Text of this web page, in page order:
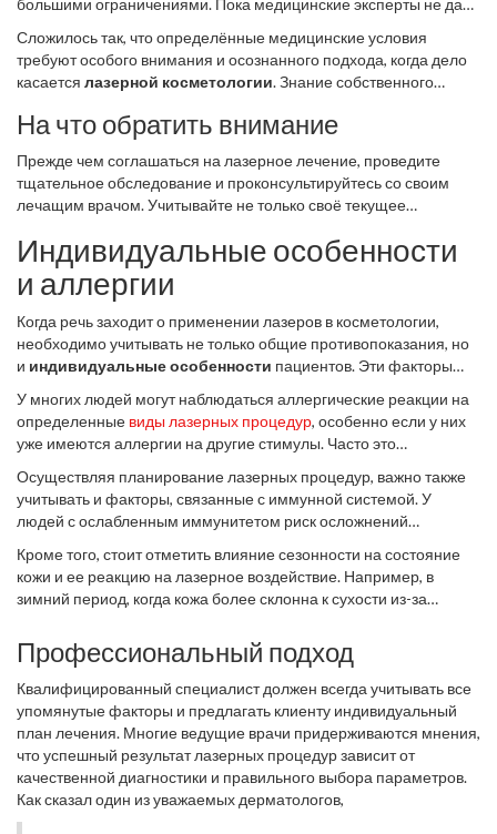
убедиться, что их исключение возможно и безопасно в
конкретном случае.
большими ограничениями. Пока медицинские эксперты не дали
процедур считается наиболее безопасным вариантом для
матери и ребёнка. Любые процедуры, предполагающие
проникновение в кожный покров, могут потенциально повлиять
на гормональный баланс, что нежелательно в такой
чувствительный период жизни женщины.
Сложилось так, что определённые медицинские условия
требуют особого внимания и осознанного подхода, когда дело
касается лазерной косметологии. Знание собственного
не только уберечь от нежелательных последствий, но и сделать
На что обратить внимание
Прежде чем соглашаться на лазерное лечение, проведите
тщательное обследование и проконсультируйтесь со своим
лечащим врачом. Учитывайте не только своё текущее
принимаете. Это может иметь решающее значение, если вы
хотите защитить своё здоровье и получить наилучшие
результаты.
Индивидуальные особенности
и аллергии
Когда речь заходит о применении лазеров в косметологии,
необходимо учитывать не только общие противопоказания, но
и индивидуальные особенности пациентов. Эти факторы
Например, натуральный цвет кожи, степень ее
чувствительности и склонность к аллергическим реакциям
играют важную роль. Разные типы кожи по-разному реагируют
на лазерное воздействие, и здесь важен индивидуальный
подход. Люди со светлой кожей часто нуждаются в более
осторожном подборе параметров лазера, чтобы избежать
У многих людей могут наблюдаться аллергические реакции на
определенные виды лазерных процедур, особенно если у них
уже имеются аллергии на другие стимулы. Часто это
случаях - в более серьезных формах аллергии. До начала
процедуры стоит ознакомиться с компонентами, которые могут
использоваться в рамках процедуры, например, с гелями или
средствами для охлаждения. Если у пациента в анамнезе есть
аллергические реакции на определенные вещества, это стоит
обсудить с врачом-косметологом до начала сеанса.
Осуществляя планирование лазерных процедур, важно также
учитывать и факторы, связанные с иммунной системой. У
людей с ослабленным иммунитетом риск осложнений
состояниями, такими как аутоиммунные заболевания или
инфекционные болезни, которые в прошлом переносились
пациентом. Не следует забывать про возможности
воспаления и улучшить заживление. Порой достаточно
избежать осложнений, которые могут возникнуть из-за
индивидуальных особенностей организма пациента.
Кроме того, стоит отметить влияние сезонности на состояние
кожи и ее реакцию на лазерное воздействие. Например, в
зимний период, когда кожа более склонна к сухости из-за
реакции на
лазерную косметологию
обсудить с вашим специалистом, который сможет провести
диагностику и предложить наиболее безопасные и
эффективные решения.
Профессиональный подход
Квалифицированный специалист должен всегда учитывать все
упомянутые факторы и предлагать клиенту индивидуальный
план лечения. Многие ведущие врачи придерживаются мнения,
что успешный результат лазерных процедур зависит от
качественной диагностики и правильного выбора параметров.
Как сказал один из уважаемых дерматологов,